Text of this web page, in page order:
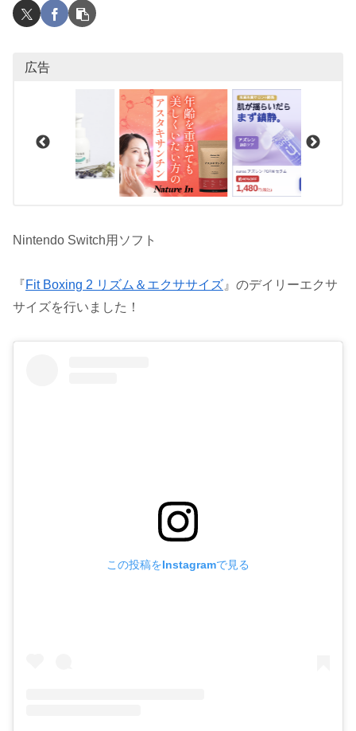
広告
Nintendo Switch用ソフト
『Fit Boxing 2 リズム＆エクササイズ 』のデイリーエクサ
サイズを行いました！
この投稿をInstagramで見る